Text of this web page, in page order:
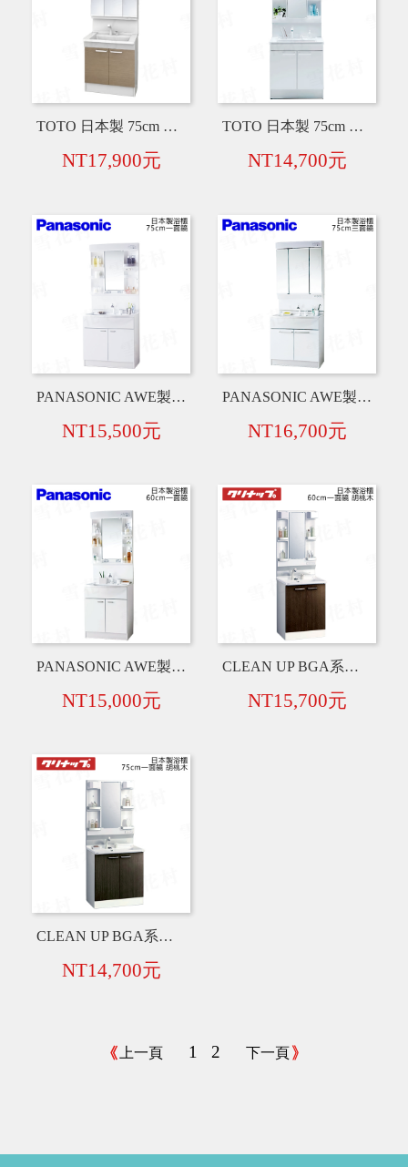
TOTO 日本製 75cm 三面鏡+衛浴臉盆 + 水龍頭 + 浴櫃【莫蘭迪棕】
NT17,900元
TOTO 日本製 75cm 一面鏡+衛浴臉盆 + 水龍頭 + 浴櫃【白】
NT14,700元
PANASONIC AWE製 MX系列 日本製 75cm 一面鏡+衛浴臉盆+水龍頭+浴櫃【白】
NT15,500元
PANASONIC AWE製 MX系列 日本製 75cm 三面鏡+衛浴臉盆+水龍頭+浴櫃【白】
NT16,700元
PANASONIC AWE製 MX系列 日本製 60cm 一面鏡+衛浴臉盆+水龍頭+浴櫃【白】
NT15,000元
CLEAN UP BGA系列 日本製 60cm 一面鏡+衛浴臉盆+水龍頭+浴櫃【胡桃木色】
NT15,700元
CLEAN UP BGA系列 日本製 75cm 一面鏡+衛浴臉盆+水龍頭+浴櫃【胡桃木色】
NT14,700元
上一頁 1 2 下一頁